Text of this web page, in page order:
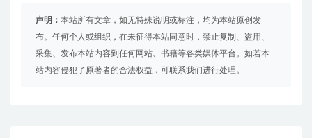
声明： 本站所有文章，如无特殊说明或标注，均为本站原创发
布。任何个人或组织，在未征得本站同意时，禁止复制、盗用、
采集、发布本站内容到任何网站、书籍等各类媒体平台。如若本
站内容侵犯了原著者的合法权益，可联系我们进行处理。